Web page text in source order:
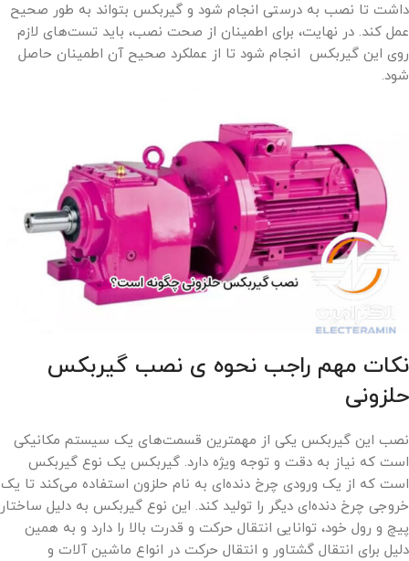
داشت تا نصب به درستی انجام شود و گیربکس بتواند به طور صحیح
عمل کند. در نهایت، برای اطمینان از صحت نصب، باید تست‌های لازم
روی این گیربکس انجام شود تا از عملکرد صحیح آن اطمینان حاصل
شود.
نکات مهم راجب نحوه ی نصب گیربکس
حلزونی
نصب این گیربکس یکی از مهمترین قسمت‌های یک سیستم مکانیکی
است که نیاز به دقت و توجه ویژه دارد. گیربکس یک نوع گیربکس
است که از یک ورودی چرخ دنده‌ای به نام حلزون استفاده می‌کند تا یک
خروجی چرخ دنده‌ای دیگر را تولید کند. این نوع گیربکس به دلیل ساختار
پیچ و رول خود، توانایی انتقال حرکت و قدرت بالا را دارد و به همین
دلیل برای انتقال گشتاور و انتقال حرکت در انواع ماشین آلات و